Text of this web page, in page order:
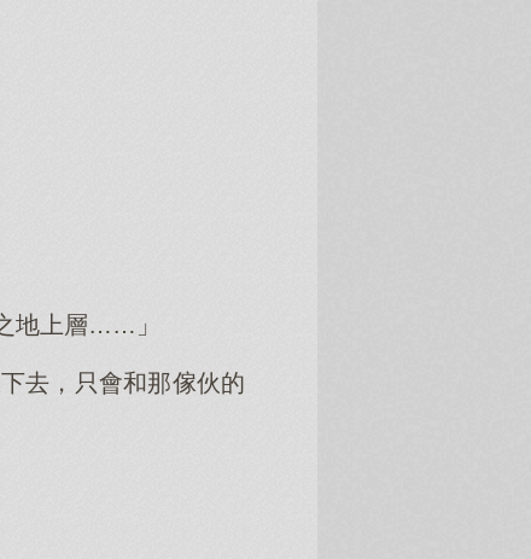
地上層……」
去，只會和那傢伙的